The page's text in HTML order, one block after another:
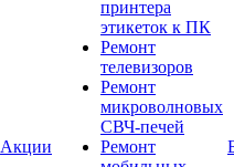
Акции
принтера
этикеток к ПК
Ремонт
телевизоров
Ремонт
микроволновых
СВЧ-печей
Ремонт